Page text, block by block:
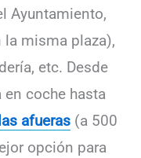
Ayuntamiento,
la misma plaza),
etc. Desde
coche hasta
afueras (a 500
opción para